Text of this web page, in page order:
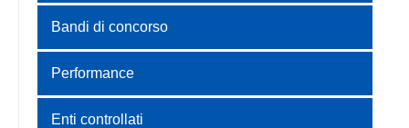
Bandi di concorso
Performance
Enti controllati